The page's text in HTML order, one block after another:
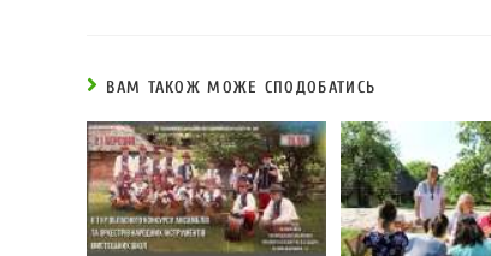
ВАМ ТАКОЖ МОЖЕ СПОДОБАТИСЬ